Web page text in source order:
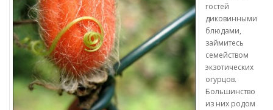
гостей
диковинными
блюдами,
займитесь
семейством
экзотических
огурцов.
Большинство
из них родом